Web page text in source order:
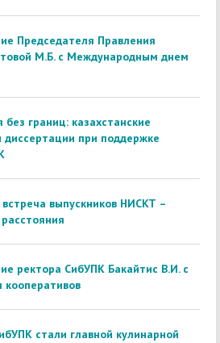
Председателя Правления
М.Б. с Международным днем
границ: казахстанские
при поддержке
выпускников НИСКТ –
ректора СибУПК Бакайтис В.И. с
стали главной кулинарной